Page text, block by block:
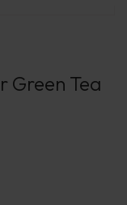
Green Tea